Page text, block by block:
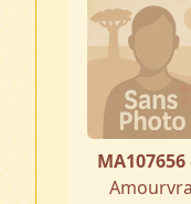
MA107656